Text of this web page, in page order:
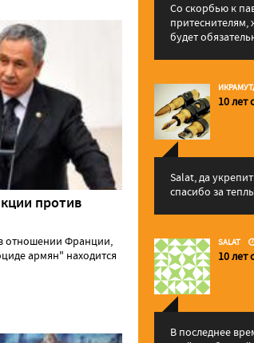
против
отношении Франции,
армян" находится
Со скорбью к
притеснителям,
будет
10
Salat, да
спасибо за
SALAT
10
В последнее